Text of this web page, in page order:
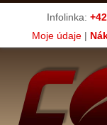
Infolinka:
Moje údaje|